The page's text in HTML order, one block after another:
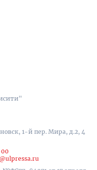
1-й пер. Мира, д.2, 4